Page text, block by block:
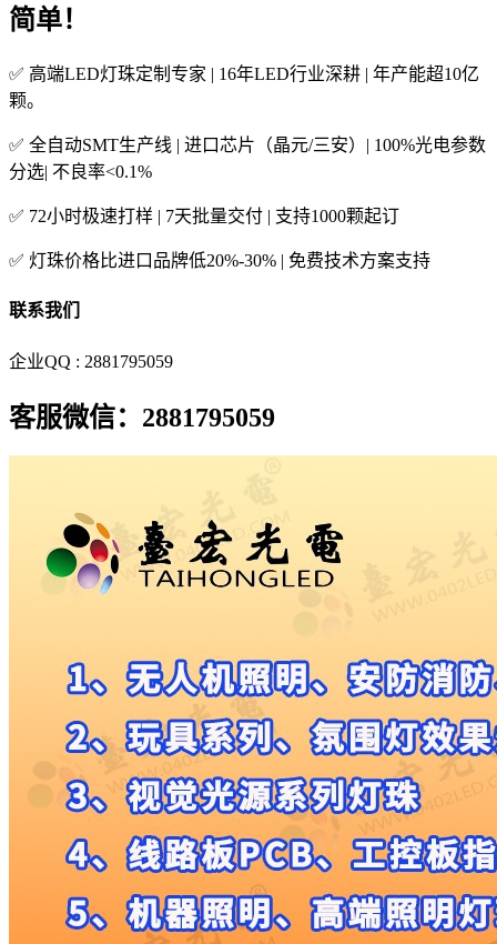
简单！
✅ 高端LED灯珠定制专家 | 16年LED行业深耕 | 年产能超10亿
颗。
✅ 全自动SMT生产线 | 进口芯片（晶元/三安）| 100%光电参数
分选| 不良率<0.1%
✅ 72小时极速打样 | 7天批量交付 | 支持1000颗起订
✅ 灯珠价格比进口品牌低20%-30% | 免费技术方案支持
联系我们
企业QQ : 2881795059
客服微信：2881795059